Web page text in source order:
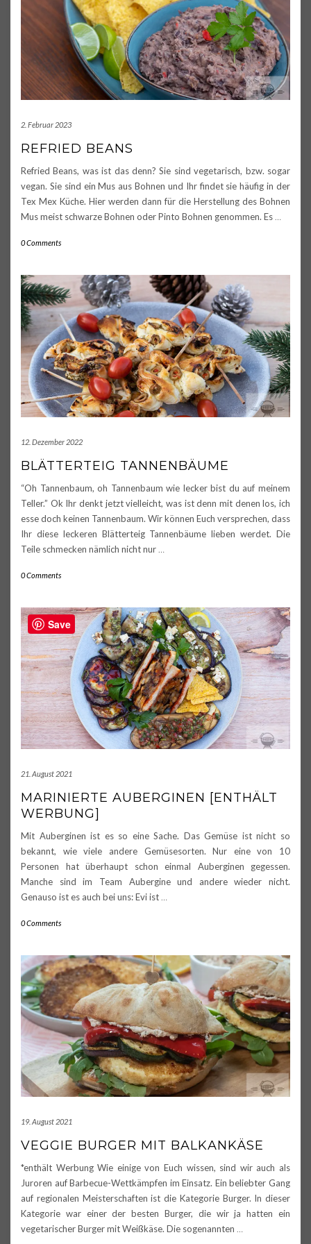
2. Februar 2023
REFRIED BEANS
Refried Beans, was ist das denn? Sie sind vegetarisch, bzw. sogar
vegan. Sie sind ein Mus aus Bohnen und Ihr findet sie häufig in der
Tex Mex Küche. Hier werden dann für die Herstellung des Bohnen
Mus meist schwarze Bohnen oder Pinto Bohnen genommen. Es…
0 Comments
12. Dezember 2022
BLÄTTERTEIG TANNENBÄUME
“Oh Tannenbaum, oh Tannenbaum wie lecker bist du auf meinem
Teller.” Ok Ihr denkt jetzt vielleicht, was ist denn mit denen los, ich
esse doch keinen Tannenbaum. Wir können Euch versprechen, dass
Ihr diese leckeren Blätterteig Tannenbäume lieben werdet. Die
Teile schmecken nämlich nicht nur …
0 Comments
21. August 2021
MARINIERTE AUBERGINEN [ENTHÄLT
WERBUNG]
Mit Auberginen ist es so eine Sache. Das Gemüse ist nicht so
bekannt, wie viele andere Gemüsesorten. Nur eine von 10
Personen hat überhaupt schon einmal Auberginen gegessen.
Manche sind im Team Aubergine und andere wieder nicht.
Genauso ist es auch bei uns: Evi ist …
0 Comments
19. August 2021
VEGGIE BURGER MIT BALKANKÄSE
*enthält Werbung Wie einige von Euch wissen, sind wir auch als
Juroren auf Barbecue-Wettkämpfen im Einsatz. Ein beliebter Gang
auf regionalen Meisterschaften ist die Kategorie Burger. In dieser
Kategorie war einer der besten Burger, die wir ja hatten ein
vegetarischer Burger mit Weißkäse. Die sogenannten …
Save